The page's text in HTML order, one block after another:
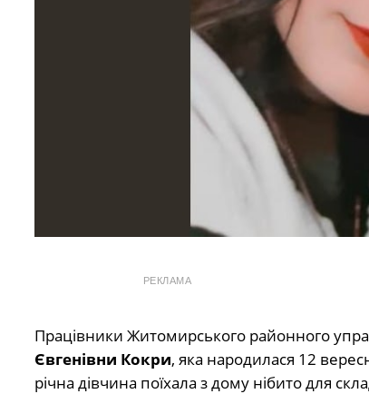
РЕКЛАМА
Працівники Житомирського районного
Євгенівни Кокри, яка народилася 12
річна дівчина поїхала з дому нібито для